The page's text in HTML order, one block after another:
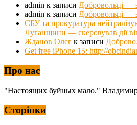
admin к записи Добровольці —
admin к записи Добровольці —
СБУ та прокуратура
Луганщини — скеровував дії
Жданов Олег к записи
Get free iPhone 15: http://
Про нас
"Настоящих буйных мало."
Сторінки